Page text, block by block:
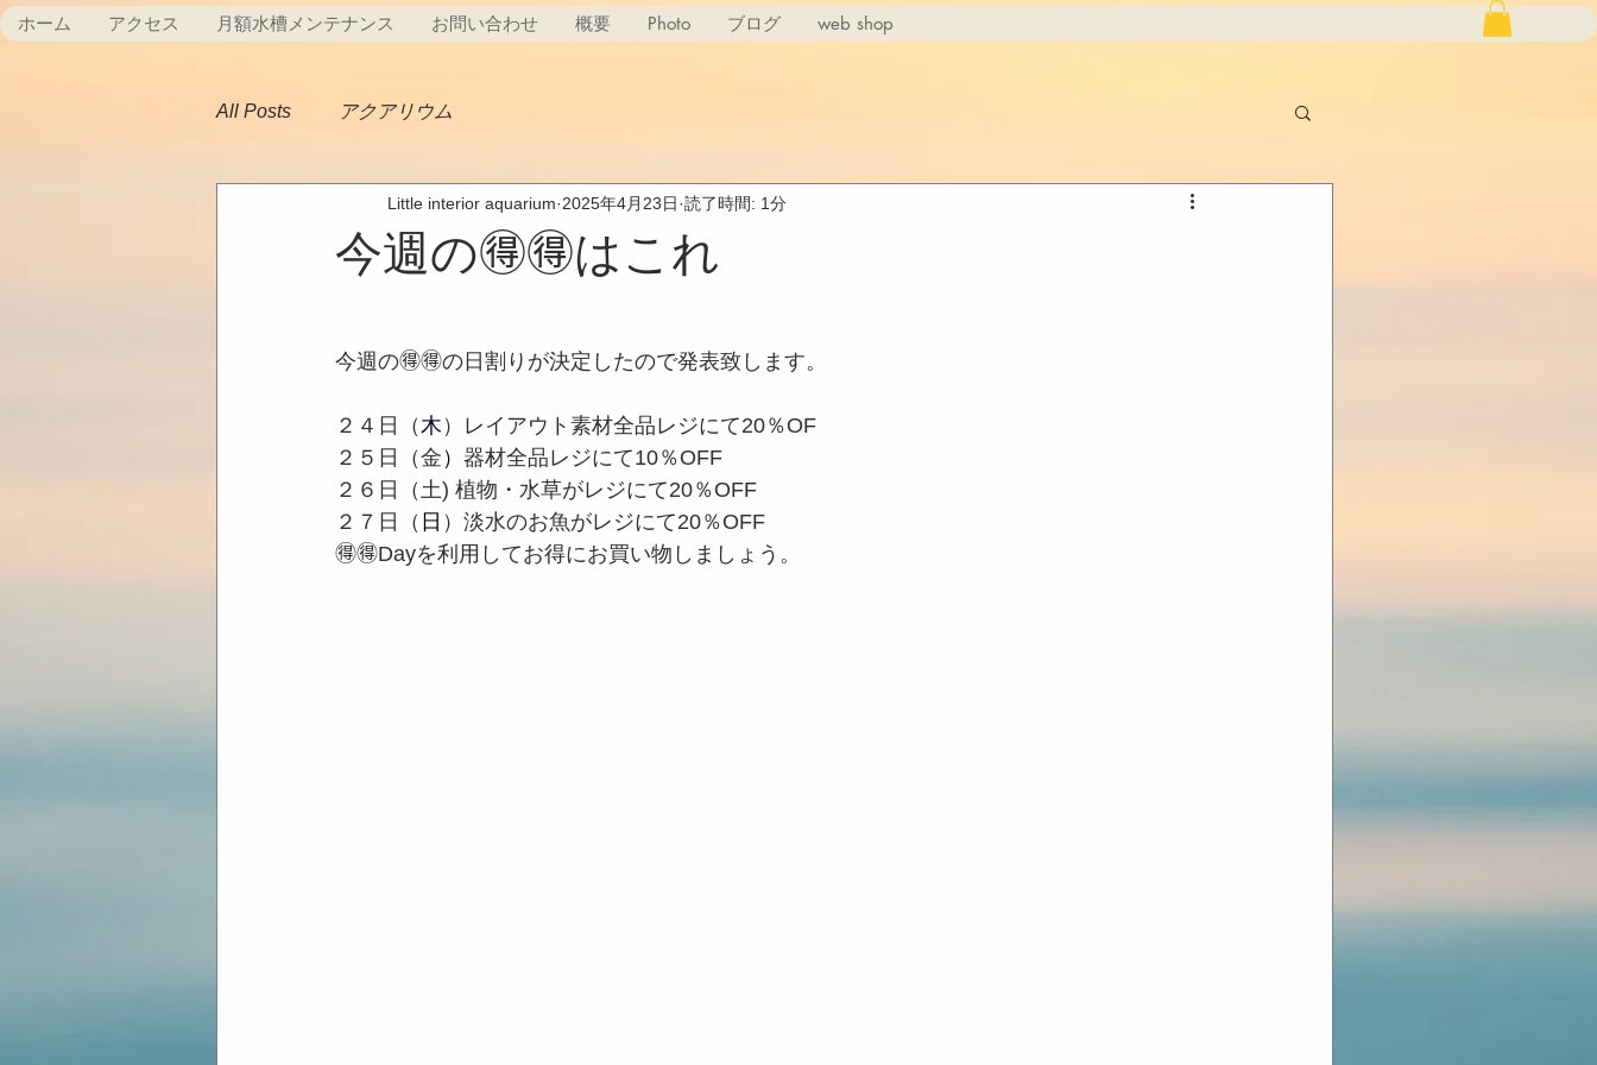
ホーム アクセス 月額水槽メンテナンス お問い合わせ 概要 Photo ブログ web shop
All Posts アクアリウム
今週の🉐🉐はこれ
Little interior aquarium 2025年4月23日 読了時間: 1分
今週の🉐🉐の日割りが決定したので発表致します。
２４日（木 ）レイアウト素材全品レジにて20％OF
２５日（金 ） 器材全品レジにて10％OFF
２６日（土) 植物・水草がレジにて20％OFF
２７日（ 日 ）淡水のお魚がレジにて20％OFF
🉐🉐Dayを利用してお得にお買い物しましょう。